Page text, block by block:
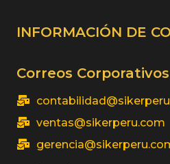
INFORMACIÓN DE
Correos Corporativos
ventas@sikerperu.com